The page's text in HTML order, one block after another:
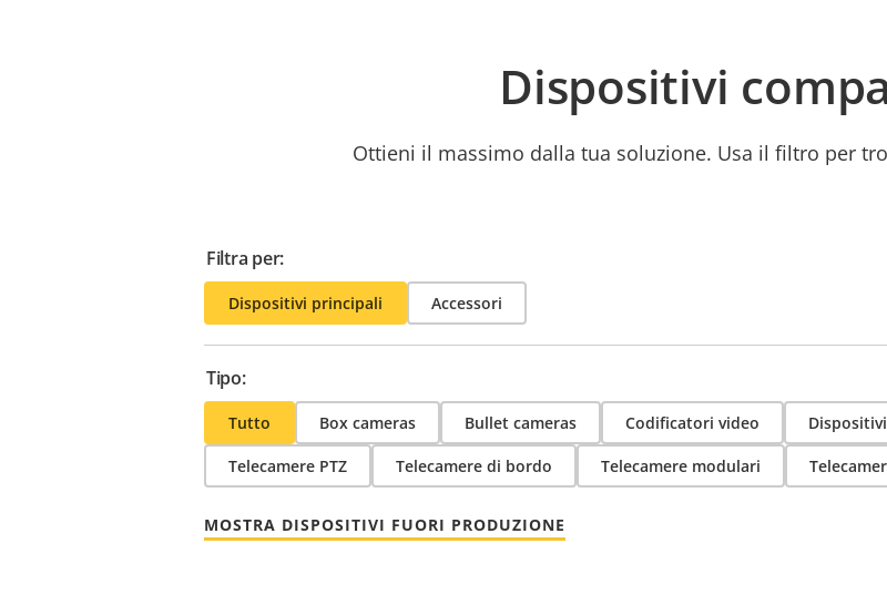
Dispositivi
Ottieni il massimo dalla tua soluzione. Usa il filtro per
Filtra per:
Dispositivi principali Accessori
Tipo:
Tutto Box cameras Bullet cameras Codificatori video
Telecamere PTZ Telecamere di bordo Telecamere modulari
MOSTRA DISPOSITIVI FUORI PRODUZIONE